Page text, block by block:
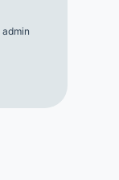
admin